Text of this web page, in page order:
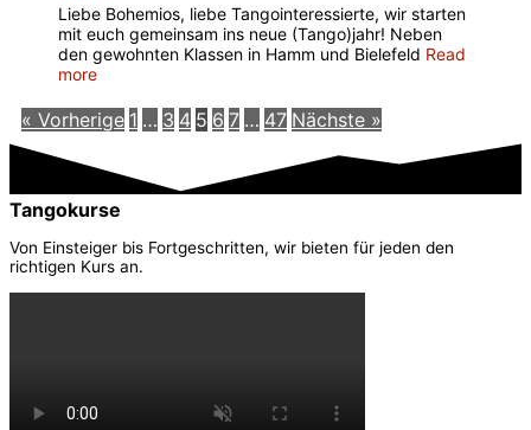
Liebe Bohemios, liebe Tangointeressierte, wir starten
mit euch gemeinsam ins neue (Tango)jahr! Neben
den gewohnten Klassen in Hamm und Bielefeld Read
more
« Vorherige 1 … 3 4 5 6 7 … 47 Nächste »
Tangokurse
Von Einsteiger bis Fortgeschritten, wir bieten für jeden den
richtigen Kurs an.